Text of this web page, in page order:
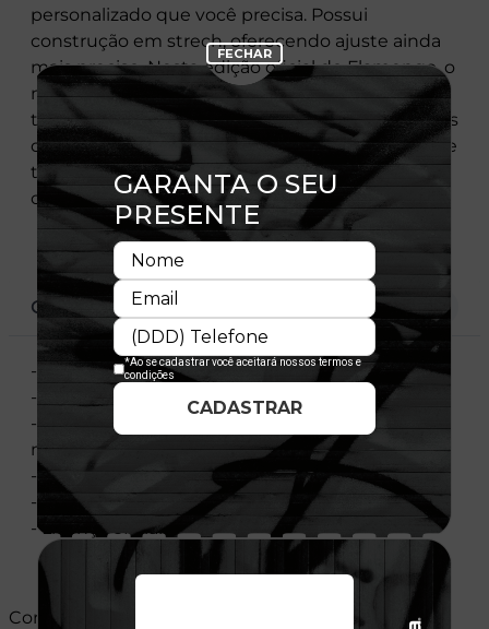
personalizado que você precisa. Possui
construção em strech, oferecendo ajuste ainda
mais preciso. Nesta edição oficial do Flamengo, o
modelo traz elementos que representam toda a
tradição e intensidade da Nação Rubro-Negra. Os
detalhes exclusivos do Mengão elevam o visual e
traduzem a identidade do torcedor que carrega
o clube por onde passa.
CARACTERÍSTICAS
- Modelo Ajustável
- Aba Curva
- Elastano nas laterais para melhor encaixe e
maior conforto
- Copa estruturada
- Fechamento tipo Snapback
- Licença oficial
Cores: